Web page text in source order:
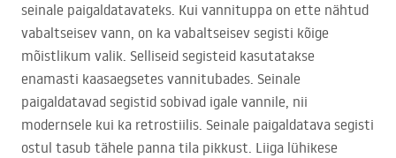
seinale paigaldatavateks. Kui vannituppa on ette nähtud
vabaltseisev vann, on ka vabaltseisev segisti kõige
mõistlikum valik. Selliseid segisteid kasutatakse
enamasti kaasaegsetes vannitubades. Seinale
paigaldatavad segistid sobivad igale vannile, nii
modernsele kui ka retrostiilis. Seinale paigaldatava segisti
ostul tasub tähele panna tila pikkust. Liiga lühikese